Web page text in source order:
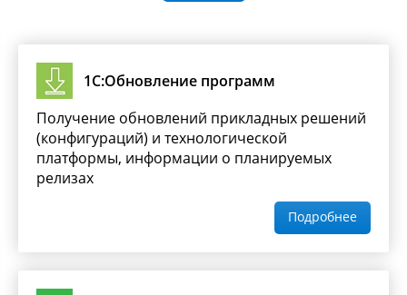
1С:Обновление программ
Получение обновлений прикладных решений
(конфигураций) и технологической
платформы, информации о планируемых
релизах
Подробнее